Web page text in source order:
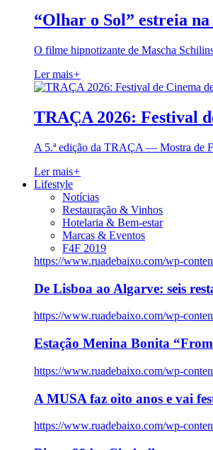
“Olhar o Sol” estreia
O filme hipnotizante de Mascha
Ler mais+
TRAÇA 2026: Festival
A 5.ª edição da TRAÇA — Mostra de
Ler mais+
Lifestyle
Notícias
Restauração & Vinhos
Hotelaria & Bem-estar
Marcas & Eventos
F4F 2019
https://www.ruadebaixo.com/wp-
De Lisboa ao Algarve: seis
https://www.ruadebaixo.com/wp-
Estação Menina Bonita
https://www.ruadebaixo.com/wp-
A MUSA faz oito anos e vai
https://www.ruadebaixo.com/wp-